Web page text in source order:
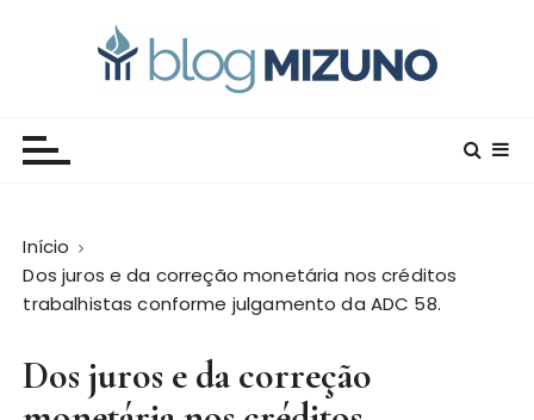
Início
Dos juros e da correção monetária nos créditos
trabalhistas conforme julgamento da ADC 58.
Dos juros e da correção